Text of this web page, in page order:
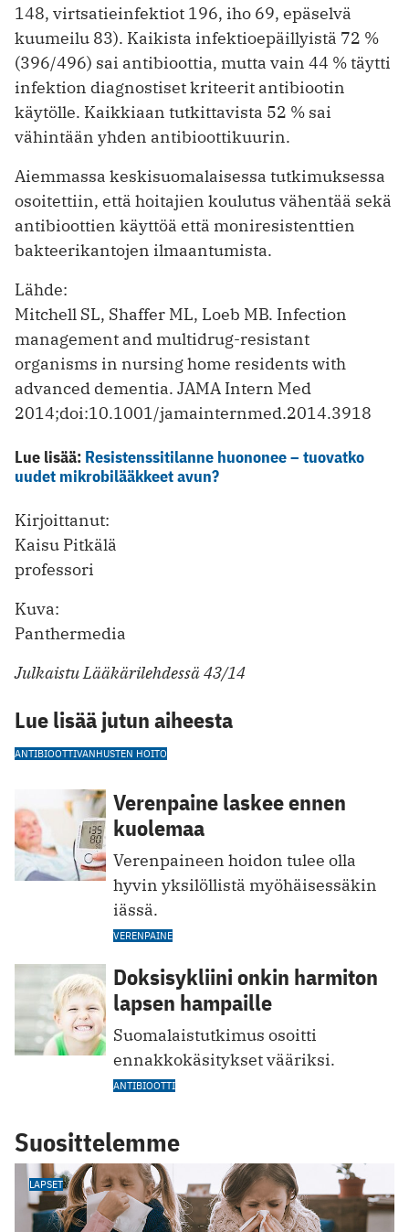
148, virtsatieinfektiot 196, iho 69, epäselvä
kuumeilu 83). Kaikista infektioepäillyistä 72 %
(396/496) sai antibioottia, mutta vain 44 % täytti
infektion diagnostiset kriteerit antibiootin
käytölle. Kaikkiaan tutkittavista 52 % sai
vähintään yhden antibioottikuurin.
Aiemmassa keskisuomalaisessa tutkimuksessa
osoitettiin, että hoitajien koulutus vähentää sekä
antibioottien käyttöä että moniresistenttien
bakteerikantojen ilmaantumista.
Lähde:
Mitchell SL, Shaffer ML, Loeb MB. Infection
management and multidrug-resistant
organisms in nursing home residents with
advanced dementia. JAMA Intern Med
2014;doi:10.1001/jamainternmed.2014.3918
Lue lisää: Resistenssitilanne huononee – tuovatko
uudet mikrobilääkkeet avun?
Kirjoittanut:
Kaisu Pitkälä
professori
Kuva:
Panthermedia
Julkaistu Lääkärilehdessä 43/14
Lue lisää jutun aiheesta
ANTIBIOOTTIVANHUSTEN HOITO
Verenpaine laskee ennen
kuolemaa
Verenpaineen hoidon tulee olla
hyvin yksilöllistä myöhäisessäkin
iässä.
VERENPAINE
Doksisykliini onkin harmiton
lapsen hampaille
Suomalaistutkimus osoitti
ennakkokäsitykset vääriksi.
ANTIBIOOTTI
Suosittelemme
LAPSET